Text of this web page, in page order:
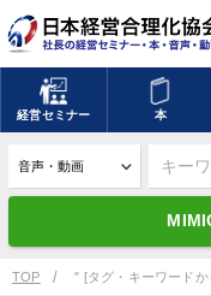
経営セミナー 本
キーワードを入力
デジタル版対応の
search
TOP " [タグ・キーワード